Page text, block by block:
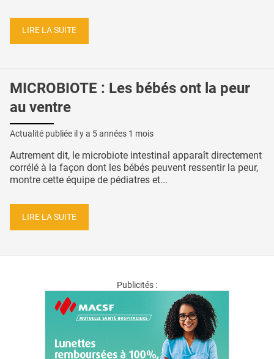
LIRE LA SUITE
MICROBIOTE : Les bébés ont la peur
au ventre
Actualité publiée il y a 5 années 1 mois
Autrement dit, le microbiote intestinal apparaît directement
corrélé à la façon dont les bébés peuvent ressentir la peur,
montre cette équipe de pédiatres et...
LIRE LA SUITE
Publicités :